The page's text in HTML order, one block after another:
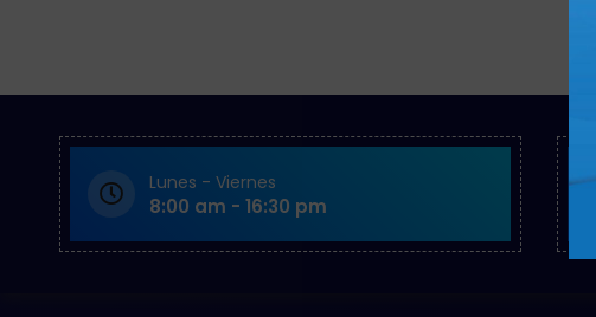
Lunes - Viernes
8:00 am - 16:30 pm